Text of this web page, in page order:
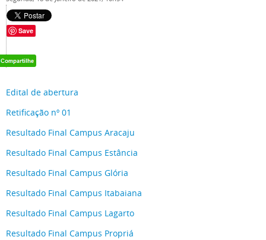
Save
Edital de abertura
Retificação nº 01
Resultado Final Campus Aracaju
Resultado Final Campus Estância
Resultado Final Campus Glória
Resultado Final Campus Itabaiana
Resultado Final Campus Lagarto
Resultado Final Campus Propriá